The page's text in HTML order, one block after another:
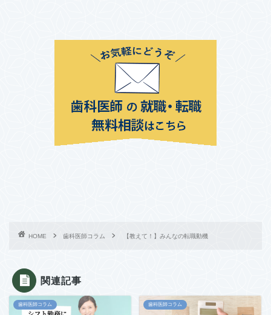
HOME 歯科医師コラム 【教えて！】みんなの転職動機
関連記事
歯科医師コラム 歯科医師コラム